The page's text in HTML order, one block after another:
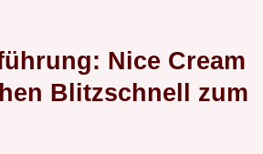
Nice Cream
Blitzschnell zum